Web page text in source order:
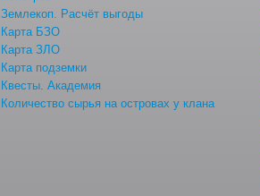
Землекоп. Расчёт выгоды
Карта БЗО
Карта ЗЛО
Карта подземки
Квесты. Академия
Количество сырья на островах у клана